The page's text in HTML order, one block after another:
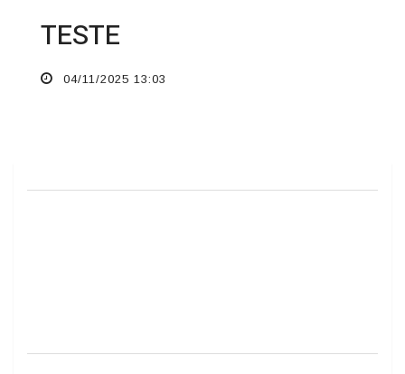
TESTE
04/11/2025 13:03